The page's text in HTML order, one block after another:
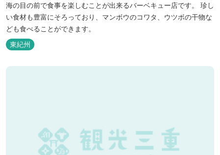
海の目の前で食事を楽しむことが出来るバーベキュー店です。 珍し
い食材も豊富にそろっており、マンボウのコワタ、ウツボの干物な
ども食べることができます。
東紀州